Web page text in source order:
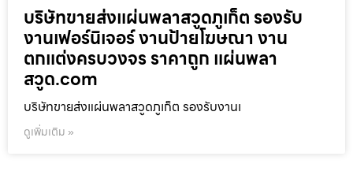
บริษัทขายส่งแผ่นพลาสวูดภูเก็ต รองรับ
งานเฟอร์นิเจอร์ งานป้ายโฆษณา งาน
ตกแต่งครบวงจร ราคาถูก แผ่นพลา
สวูด.com
บริษัทขายส่งแผ่นพลาสวูดภูเก็ต รองรับงานเ
ดูเพิ่มเติม »